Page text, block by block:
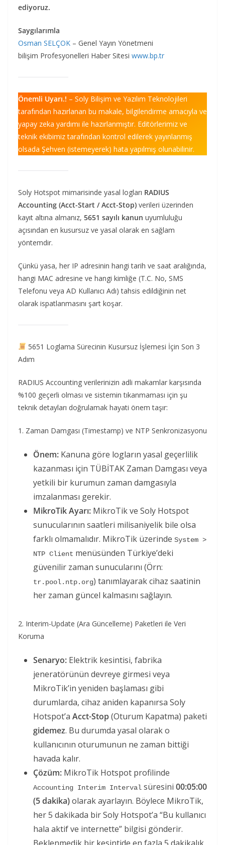
ediyoruz.
Saygılarımla
Osman SELÇOK – Genel Yayın Yönetmeni
bilişim Profesyonelleri Haber Sitesi www.bp.tr
Önemli Uyarı.! – Soly Bilişim ve Yazılım Teknolojileri
tarafından hazırlanan bu makale, bilgilendirme amacıyla ve
yapay zeka yardımı ile hazırlanmıştır. Editörlerimiz ve
teknik ekibimiz tarafından kontrol edilerek yayınlanmış
olsada Şehven (istemeyerek) hata yapılmış olunabilinir.
Soly Hotspot mimarisinde yasal logları RADIUS
Accounting (Acct-Start / Acct-Stop) verileri üzerinden
kayıt altına almanız, 5651 sayılı kanun uyumluluğu
açısından en kusursuz ve yasal olarak en sağlam
yöntemdir.
Çünkü yasa, her IP adresinin hangi tarih ve saat aralığında,
hangi MAC adresine ve hangi kimliğe (T.C. No, SMS
Telefonu veya AD Kullanıcı Adı) tahsis edildiğinin net
olarak ispatlanmasını şart koşar.
5651 Loglama Sürecinin Kusursuz İşlemesi İçin Son 3
Adım
RADIUS Accounting verilerinizin adli makamlar karşısında
%100 geçerli olması ve sistemin tıkanmaması için şu
teknik detayları doğrulamak hayati önem taşır:
1. Zaman Damgası (Timestamp) ve NTP Senkronizasyonu
Önem: Kanuna göre logların yasal geçerlilik
kazanması için TÜBİTAK Zaman Damgası veya
yetkili bir kurumun zaman damgasıyla
imzalanması gerekir.
MikroTik Ayarı: MikroTik ve Soly Hotspot
sunucularının saatleri milisaniyelik bile olsa
farklı olmamalıdır. MikroTik üzerinde System >
NTP Client menüsünden Türkiye’deki
güvenilir zaman sunucularını (Örn:
tr.pool.ntp.org) tanımlayarak cihaz saatinin
her zaman güncel kalmasını sağlayın.
2. Interim-Update (Ara Güncelleme) Paketleri ile Veri
Koruma
Senaryo: Elektrik kesintisi, fabrika
jeneratörünün devreye girmesi veya
MikroTik’in yeniden başlaması gibi
durumlarda, cihaz aniden kapanırsa Soly
Hotspot’a Acct-Stop(Oturum Kapatma) paketi
gidemez. Bu durumda yasal olarak o
kullanıcının oturumunun ne zaman bittiği
havada kalır.
Çözüm: MikroTik Hotspot profilinde
Accounting Interim Interval süresini 00:05:00
(5 dakika)olarak ayarlayın. Böylece MikroTik,
her 5 dakikada bir Soly Hotspot’a “Bu kullanıcı
hala aktif ve internette” bilgisi gönderir.